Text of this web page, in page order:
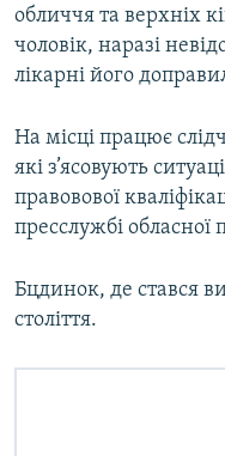
обличчя та верхніх
чоловік, наразі
лікарні його
На місці працює
які з’ясовують
правовової
пресслужбі обласної
Бцдинок, де стався
століття.